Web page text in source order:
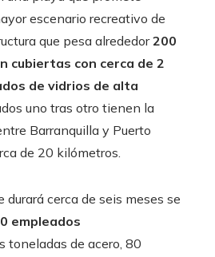
escenario recreativo de
que pesa alrededor200
cubiertas con cerca de 2
de vidrios de alta
uno tras otro tienen la
Barranquilla y Puerto
de 20 kilómetros.
durará cerca de seis meses se
empleados
toneladas de acero, 80